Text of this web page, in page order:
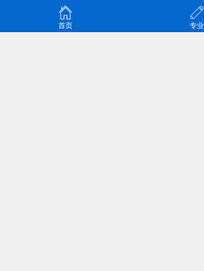
首页 专业